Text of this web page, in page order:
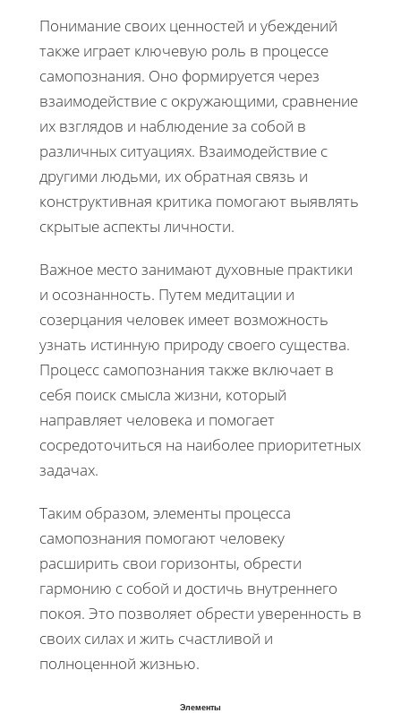
Понимание своих ценностей и убеждений
также играет ключевую роль в процессе
самопознания. Оно формируется через
взаимодействие с окружающими, сравнение
их взглядов и наблюдение за собой в
различных ситуациях. Взаимодействие с
другими людьми, их обратная связь и
конструктивная критика помогают выявлять
скрытые аспекты личности.
Важное место занимают духовные практики
и осознанность. Путем медитации и
созерцания человек имеет возможность
узнать истинную природу своего существа.
Процесс самопознания также включает в
себя поиск смысла жизни, который
направляет человека и помогает
сосредоточиться на наиболее приоритетных
задачах.
Таким образом, элементы процесса
самопознания помогают человеку
расширить свои горизонты, обрести
гармонию с собой и достичь внутреннего
покоя. Это позволяет обрести уверенность в
своих силах и жить счастливой и
полноценной жизнью.
Элементы